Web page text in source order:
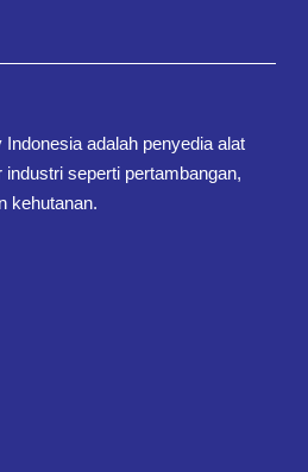
adalah penyedia alat
seperti pertambangan,
kehutanan.